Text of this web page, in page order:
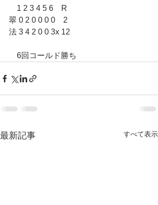
1 2 3 4 5 6    R
翠 0 2 0 0 0 0    2
法 3 4 2 0 0 3x 12
6回コールド勝ち
最新記事 すべて表示